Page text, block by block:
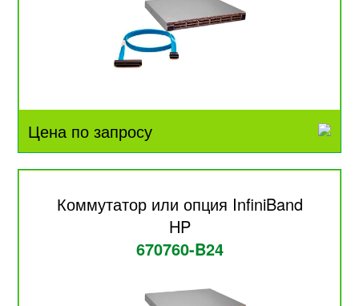
Цена по запросу
Коммутатор или опция InfiniBand
HP
670760-B24